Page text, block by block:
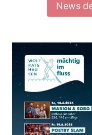
News